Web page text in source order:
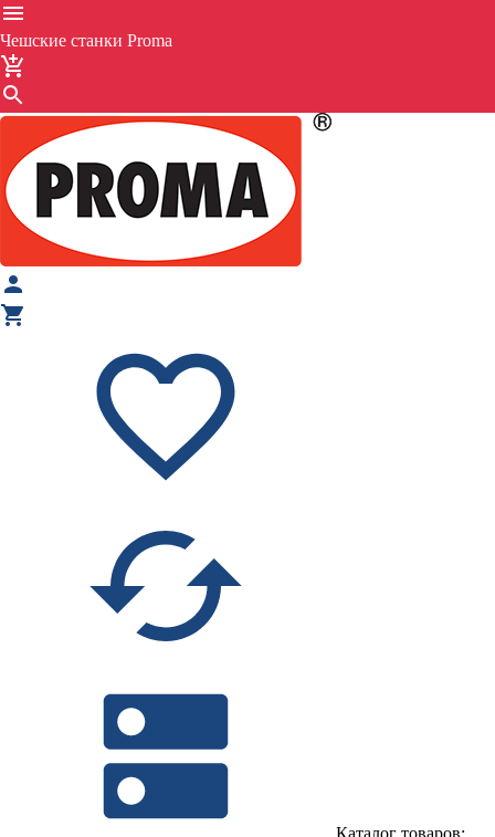
Чешские станки Proma
Каталог товаров: